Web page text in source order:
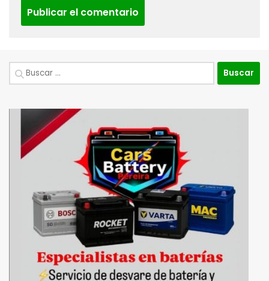
Buscar: